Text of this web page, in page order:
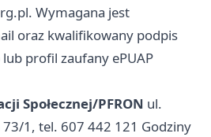
Wymagana jest
oraz kwalifikowany podpis
profil zaufany ePUAP
Społecznej/PFRON ul.
1, tel. 607 442 121 Godziny